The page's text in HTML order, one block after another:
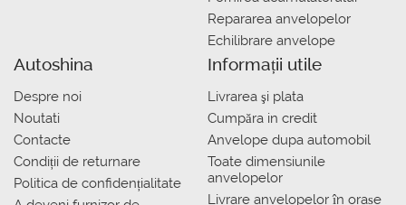
Repararea anvelopelor
Echilibrare anvelope
Autoshina
Despre noi
Noutati
Contacte
Condiții de returnare
Politica de confidențialitate
Informații utile
Livrarea şi plata
Сumpăra in credit
Anvelope dupa automobil
Toate dimensiunile
anvelopelor
Livrare anvelopelor în orașe